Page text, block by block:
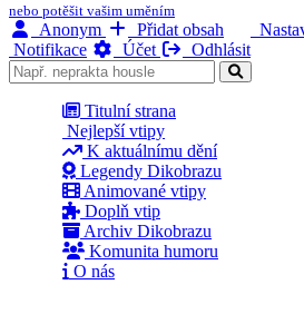
nebo potěšit vašim uměním
Anonym Přidat obsah
Notifikace
Účet Odhlásit
Titulní strana
Nejlepší vtipy
K aktuálnímu dění
Legendy Dikobrazu
Animované vtipy
Doplň vtip
Archiv Dikobrazu
Komunita humoru
O nás